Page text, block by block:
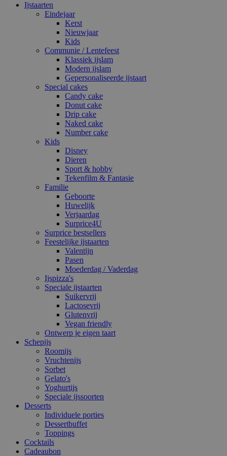
Ijstaarten
Eindejaar
Kerst
Nieuwjaar
Kids
Communie / Lentefeest
Klassiek ijslam
Modern ijslam
Gepersonaliseerde ijstaart
Special cakes
Candy cake
Donut cake
Drip cake
Naked cake
Number cake
Kids
Disney
Dieren
Sport & hobby
Tekenfilm & Fantasie
Familie
Geboorte
Huwelijk
Verjaardag
Surprice4U
Surprice bestsellers
Feestelijke ijstaarten
Valentijn
Pasen
Moederdag / Vaderdag
Ijspizza's
Speciale ijstaarten
Suikervrij
Lactosevrij
Glutenvrij
Vegan friendly
Ontwerp je eigen taart
Schepijs
Roomijs
Vruchtenijs
Sorbet
Gelato's
Yoghurtijs
Speciale ijssoorten
Desserts
Individuele porties
Dessertbuffet
Toppings
Cocktails
Cadeaubon